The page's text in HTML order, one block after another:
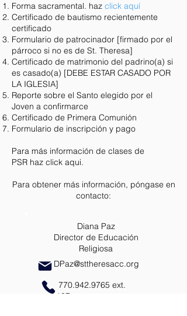
Forma sacramental. haz click aquí
Certificado de bautismo recientemente
certificado
Formulario de patrocinador [firmado por el
párroco si no es de St. Theresa]
Certificado de matrimonio del padrino(a) si
es casado(a) [DEBE ESTAR CASADO POR
LA IGLESIA]
Reporte sobre el Santo elegido por el
Joven a confirmarce
Certificado de Primera Comunión
Formulario de inscripción y pago
Para más información de clases de
PSR haz click aqui.
Para obtener más información, póngase en
contacto:
Diana Paz
Director de Educación
Religiosa
DPaz@sttheresacc.org
770.942.9765 ext.
107